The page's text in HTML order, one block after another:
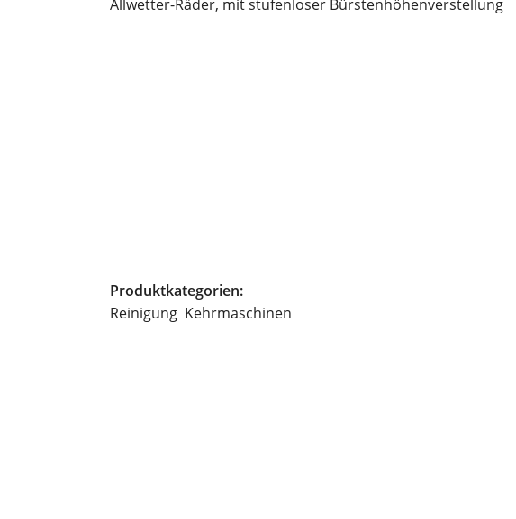
Allwetter-Räder, mit stufenloser Bürstenhöhenverstellung
Produktkategorien:
Reinigung Kehrmaschinen